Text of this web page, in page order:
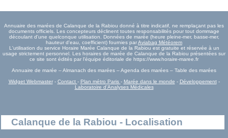
Annuaire des marées de Calanque de la Rabiou donné à titre indicatif, ne remplaçant pas les
documents officiels. Les concepteurs déclinent toutes responsabilités pour tout dommage
découlant d'une quelconque utilisation. Données de marée (heure pleine-mer, basse-mer,
hauteur d'eau, coefficient) fournies parAviabag Météorem
L'utilisation du service Horaire Marée Calanque de la Rabiou est gratuite et réservée à un
usage strictement personnel. Les horaires de marée de Calanque de la Rabiou présentées sur
ce site sont édités par l'équipe éditoriale de https://www.horaire-maree.fr
Annuaire de marée – Almanach des marées – Agenda des marées – Table des marées
Widget Webmaster- Contact - Plan métro Paris - Marée dans le monde - Développement-
Laboratoire d'Analyses Médicales
Calanque de la Rabiou - Localisation